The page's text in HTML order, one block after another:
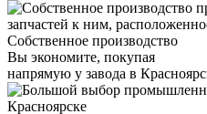
Собственное производство
Вы экономите, покупая
напрямую у завода в